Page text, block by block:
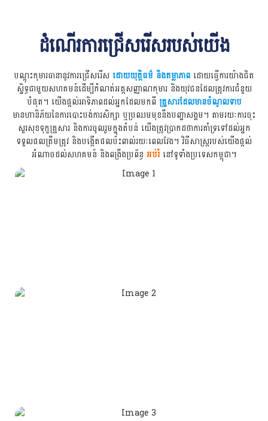
ដំណើរការជ្រើសរើសរបស់យើង
បណ្ដុះកុមារធានានូវការជ្រើសរើស ដោយយុត្តិធម៌ និងតម្លាភាព ដោយធ្វើការយ៉ាងជិត
ស្និទ្ធជាមួយសហគមន៍ដើម្បីកំណត់អត្តសញ្ញាណកុមារ និងយុវជនដែលត្រូវការជំនួយ
បំផុត។ យើងផ្តល់អាទិភាពដល់អ្នកដែលមកពី គ្រួសារដែលមានចំណូលទាប
មានហានិភ័យនៃការបោះបង់ការសិក្សា ឬប្រឈមមុខនឹងបញ្ហាសង្គម។ តាមរយៈការចុះ
សួរសុខទុក្ខគ្រួសារ និងការចូលរួមក្នុងតំបន់ យើងត្រូវប្រាកដថាការគាំទ្រទៅដល់អ្នក
ទទួលផលត្រឹមត្រូវ និងបង្កើតផលប៉ះពាល់រយៈពេលវែង។ វិធីសាស្រ្តរបស់យើងផ្តល់
អំណាចដល់សហគមន៍ និងពង្រឹងប្រព័ន្ធ អប់រំនៅទូទាំងប្រទេសកម្ពុជា។